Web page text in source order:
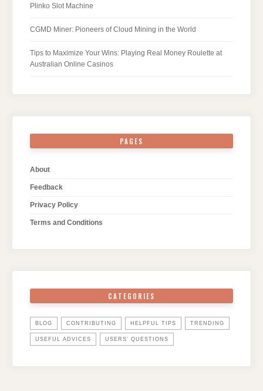
Plinko Slot Machine
CGMD Miner: Pioneers of Cloud Mining in the World
Tips to Maximize Your Wins: Playing Real Money Roulette at
Australian Online Casinos
PAGES
About
Feedback
Privacy Policy
Terms and Conditions
CATEGORIES
BLOG CONTRIBUTING HELPFUL TIPS TRENDING
USEFUL ADVICES USERS' QUESTIONS